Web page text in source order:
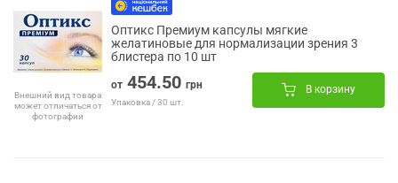
Внешний вид товара
может отличаться от
фотографии
Оптикс Премиум капсулы мягкие
желатиновые для нормализации зрения 3
блистера по 10 шт
от 454.50 грн
Упаковка / 30 шт.
В корзину